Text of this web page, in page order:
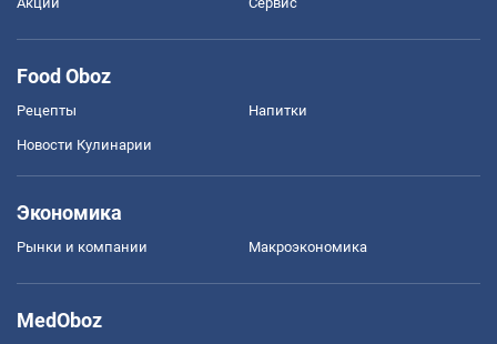
Food Oboz
Рецепты Напитки
Новости Кулинарии
Экономика
Рынки и компании Mакроэкономика
MedOboz